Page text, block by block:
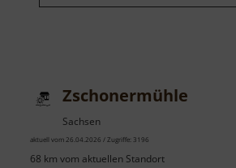
Zschonermühle
Sachsen
aktuell vom 26.04.2026 / Zugriffe: 3196
68 km vom aktuellen Standort